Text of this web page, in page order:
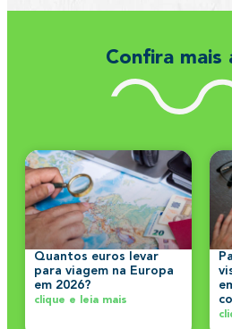
Confira mais
Quantos euros levar
para viagem na Europa
em 2026?
clique e leia mais